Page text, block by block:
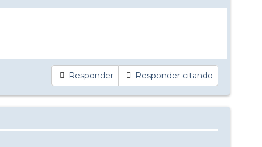
Responder Responder citando